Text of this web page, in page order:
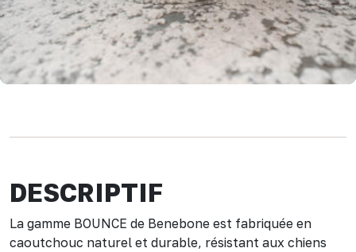
DESCRIPTIF
La gamme BOUNCE de Benebone est fabriquée en
caoutchouc naturel et durable, résistant aux chiens